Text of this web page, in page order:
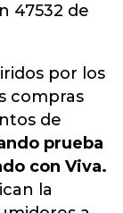
47532 de
por los
compras
de
prueba
con Viva.
la